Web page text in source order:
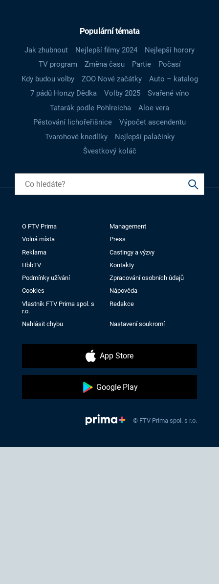
Populární témata
Jak zhubnout Nejlepší filmy 2024
Nejlepší horory
TV program
Změna času Partie
Počasí
Kdy budou volby
ZOO Nové začátky
Auto – katalog
7 pádů Honzy Dědka
Volby 2025
Svařené víno
Tatarák podle Pohlreicha
Aloe vera
Pěstování lichořeřišnice
Výpočet ascendentu
Tvarohové knedlíky
Nejlepší palačinky
Švestkový koláč
O FTV Prima
Management
Volná místa
Press
Reklama
Castingy a výzvy
HbbTV
Kontakty
Podmínky užívání
Zpracování osobních údajů
Cookies
Nápověda
Vlastník FTV Prima spol. s
r.o.
Redakce
Nahlásit chybu Nastavení soukromí
App Store
Google Play
© FTV Prima spol. s r.o.